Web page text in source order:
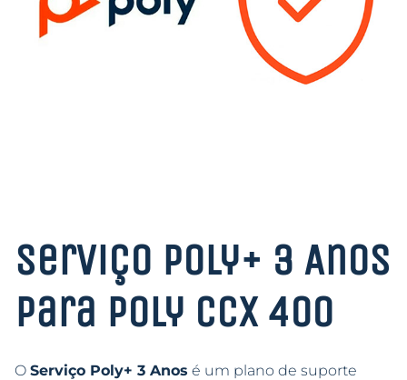
Serviço Poly+ 3 Anos
para Poly CCX 400
O Serviço Poly+ 3 Anos é um plano de suporte